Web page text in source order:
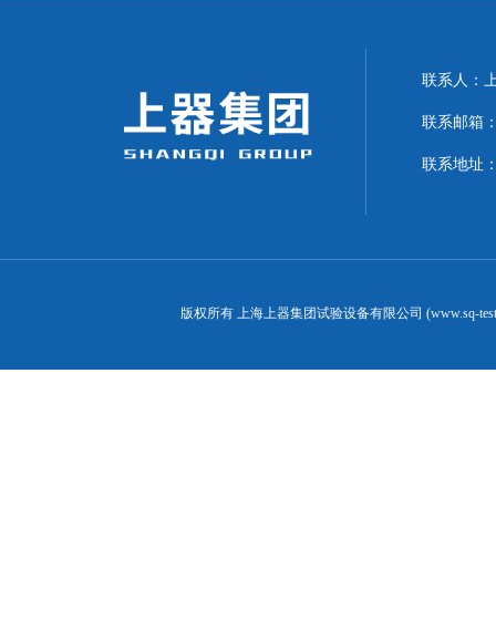
联系人：
联系邮箱
联系地址
版权所有 上海上器集团试验设备有限公司 (www.sq-